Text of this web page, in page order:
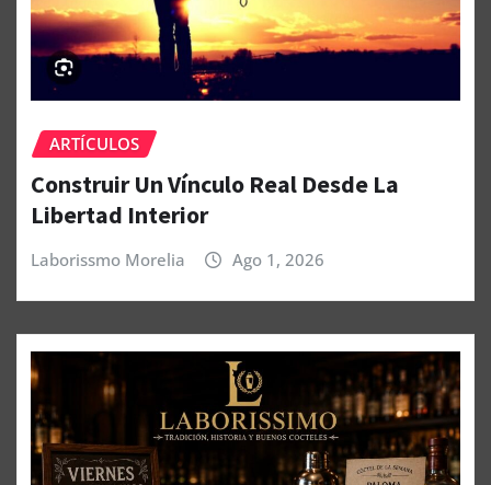
ARTÍCULOS
Construir Un Vínculo Real Desde La
Libertad Interior
Laborissmo Morelia Ago 1, 2026